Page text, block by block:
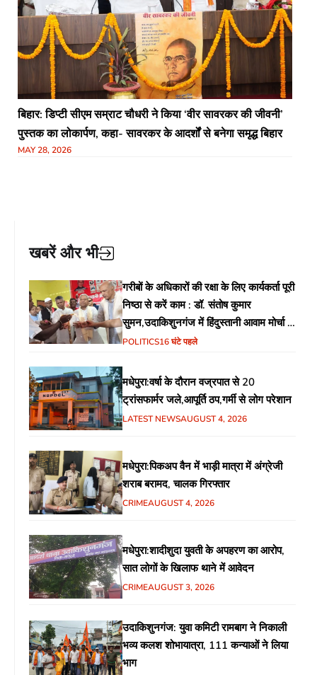
बिहार: डिप्टी सीएम सम्राट चौधरी ने किया ‘वीर सावरकर की जीवनी’
पुस्तक का लोकार्पण, कहा- सावरकर के आदर्शों से बनेगा समृद्ध बिहार
MAY 28, 2026
खबरें और भी
गरीबों के अधिकारों की रक्षा के लिए कार्यकर्ता पूरी
निष्ठा से करें काम : डॉ. संतोष कुमार
सुमन,उदाकिशुनगंज में हिंदुस्तानी आवाम मोर्चा के
गरीब चौपाल में शिक्षा, स्वास्थ्य, रोजगार समेत
POLITICS16 घंटे पहले
मधेपुरा:वर्षा के दौरान वज्रपात से 20
ट्रांसफार्मर जले,आपूर्ति ठप,गर्मी से लोग परेशान
LATEST NEWSAUGUST 4, 2026
मधेपुरा:पिकअप वैन में भाड़ी मात्रा में अंग्रेजी
शराब बरामद, चालक गिरफ्तार
CRIMEAUGUST 4, 2026
मधेपुरा:शादीशुदा युवती के अपहरण का आरोप,
सात लोगों के खिलाफ थाने में आवेदन
CRIMEAUGUST 3, 2026
उदाकिशुनगंज: युवा कमिटी रामबाग ने निकाली
भव्य कलश शोभायात्रा, 111 कन्याओं ने लिया
भाग